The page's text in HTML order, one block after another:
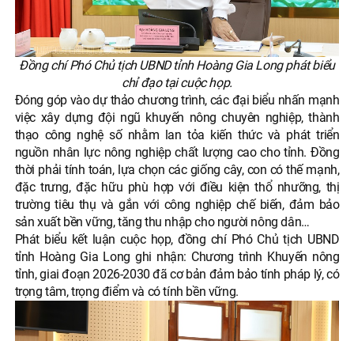
Đồng chí Phó Chủ tịch UBND tỉnh Hoàng Gia Long phát biểu
chỉ đạo tại cuộc họp.
Đóng góp vào dự thảo chương trình, các đại biểu nhấn mạnh
việc xây dựng đội ngũ khuyến nông chuyên nghiệp, thành
thạo công nghệ số nhằm lan tỏa kiến thức và phát triển
nguồn nhân lực nông nghiệp chất lượng cao cho tỉnh. Đồng
thời phải tính toán, lựa chọn các giống cây, con có thế mạnh,
đặc trưng, đặc hữu phù hợp với điều kiện thổ nhưỡng, thị
trường tiêu thụ và gắn với công nghiệp chế biến, đảm bảo
sản xuất bền vững, tăng thu nhập cho người nông dân…
Phát biểu kết luận cuộc họp, đồng chí Phó Chủ tịch UBND
tỉnh Hoàng Gia Long ghi nhận: Chương trình Khuyến nông
tỉnh, giai đoạn 2026-2030 đã cơ bản đảm bảo tính pháp lý, có
trọng tâm, trọng điểm và có tính bền vững.